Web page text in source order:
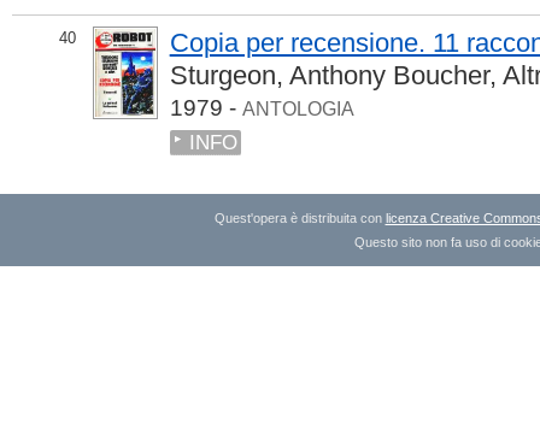
40
Copia per recensione. 11
Sturgeon, Anthony Boucher,
1979 - ANTOLOGIA
INFO
Quest'opera è distribuita con licenza Creative
Questo sito non fa uso di